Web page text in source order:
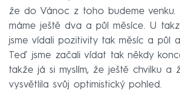
že do Vánoc z toho budeme venku.
máme ještě dva a půl měsíce. U
jsme vídali pozitivity tak měsíc a půl
Teď jsme začali vídat tak někdy
takže já si myslím, že ještě chvilku a
vysvětlila svůj optimistický pohled.